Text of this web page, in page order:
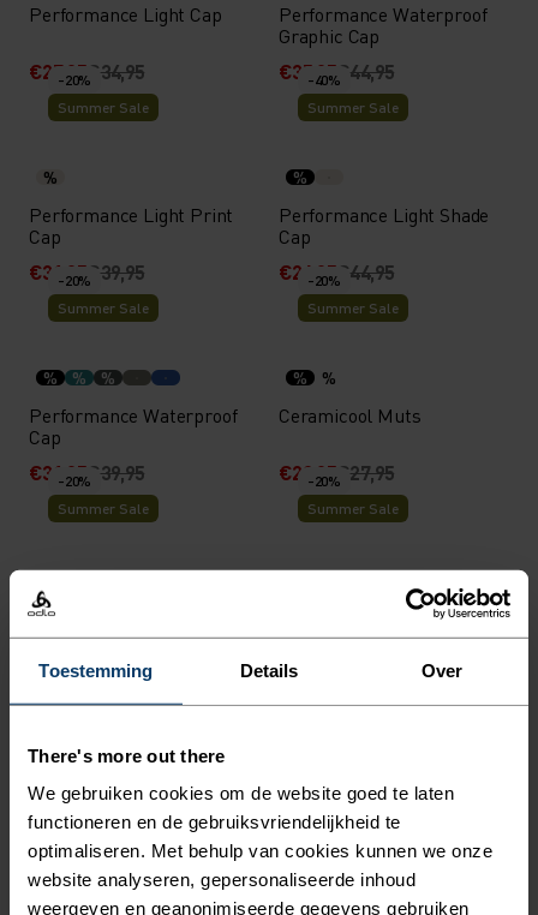
Toestemming Details Over
There's more out there
We gebruiken cookies om de website goed te laten
functioneren en de gebruiksvriendelijkheid te
optimaliseren. Met behulp van cookies kunnen we onze
website analyseren, gepersonaliseerde inhoud
weergeven en geanonimiseerde gegevens gebruiken
Performance Light Cap
€27,95€34,95
Performance Waterproof
Graphic Cap
€35,95€44,95
-20%
Summer Sale
%
Performance Light Print
Cap
€31,95€39,95
-40%
Summer Sale
%
Performance Light Shade
Cap
€26,95€44,95
-20%
Summer Sale
% % %
Performance Waterproof
Cap
€31,95€39,95
-20%
Summer Sale
% %
Ceramicool Muts
€22,35€27,95
-20%
Summer Sale
% % % % % % %
Performance X-Light Visor
€19,95€24,95
-20%
Summer Sale
% % %
Performance Light Bucket
Cap
€31,95
-20%
Summer Sale
Ceramicool Hoofdband
€15,95€19,95
Summer Sale
Performance Run Quarter
Sokken
€14,35€17,95
-20%
Summer Sale
-20%
Summer Sale